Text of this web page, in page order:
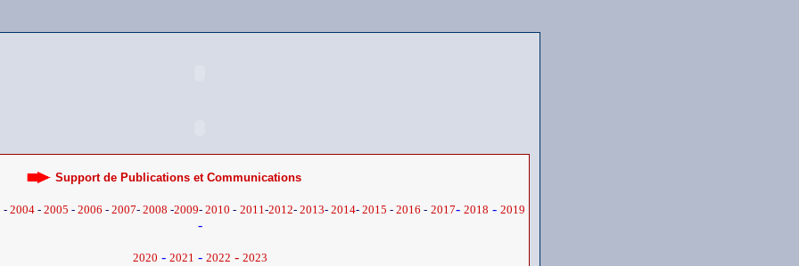
Support de Publications et Communications
- 2004 - 2005 - 2006 - 2007- 2008 -2009- 2010 - 2011-2012- 2013- 2014- 2015 - 2016 - 2017- 2018 - 2019
-
2020 - 2021 - 2022 - 2023